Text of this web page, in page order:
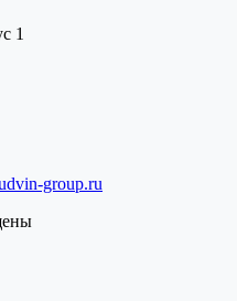
1
group.ru